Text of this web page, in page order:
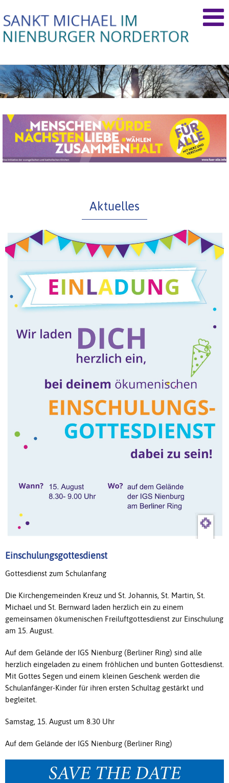
Aktuelles
Einschulungsgottesdienst
Gottesdienst zum Schulanfang
Die Kirchengemeinden Kreuz und St. Johannis, St. Martin, St.
Michael und St. Bernward laden herzlich ein zu einem
gemeinsamen ökumenischen Freiluftgottesdienst zur Einschulung
am 15. August.
Auf dem Gelände der IGS Nienburg (Berliner Ring) sind alle
herzlich eingeladen zu einem fröhlichen und bunten Gottesdienst.
Mit Gottes Segen und einem kleinen Geschenk werden die
Schulanfänger-Kinder für ihren ersten Schultag gestärkt und
begleitet.
Samstag, 15. August um 8.30 Uhr
Auf dem Gelände der IGS Nienburg (Berliner Ring)